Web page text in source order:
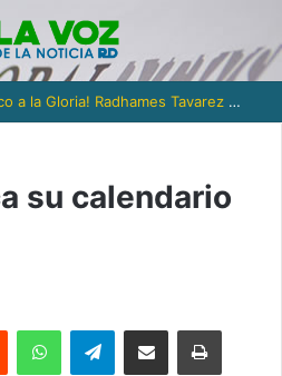
¡Con Presupuesto Pírrico a la Gloria! Radhames Tavarez y la Hazaña Dorada de la Natación Dominicana
su calendario
Reddit WhatsAppTelegramCompartir via Email Imprimi